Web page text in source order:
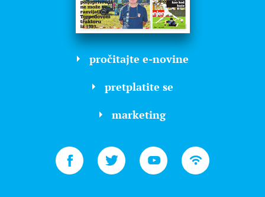
pročitajte e-novine
pretplatite se
marketing